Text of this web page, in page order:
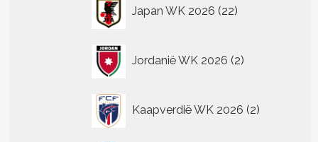
Japan WK 2026 22
producten
Jordanië WK 2026 2
producten
Kaapverdië WK 2026 2
producten